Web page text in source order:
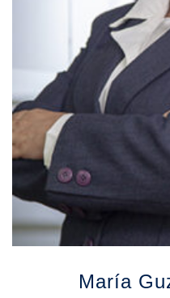
María